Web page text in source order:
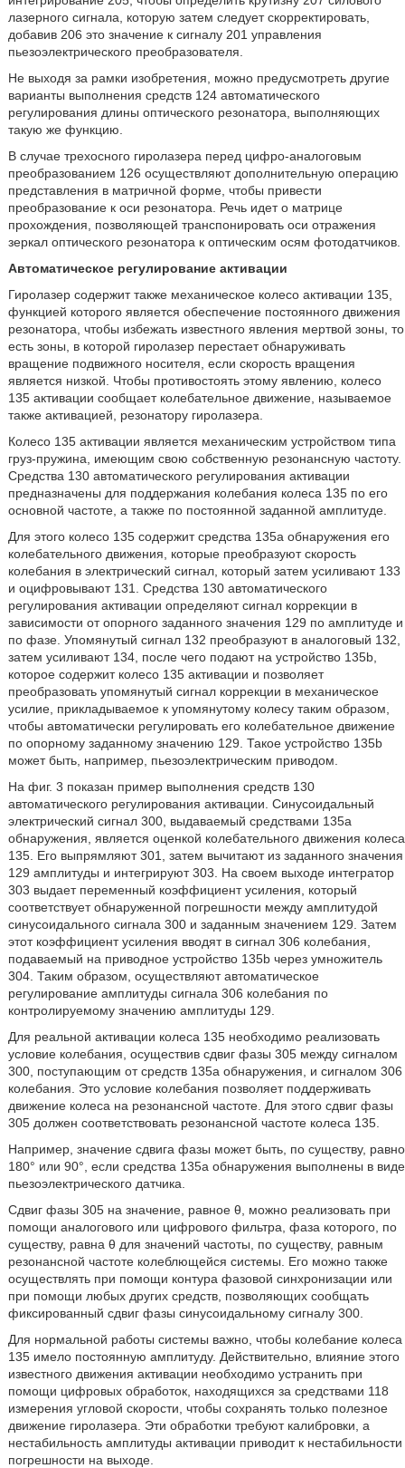
лазерного сигнала, которую затем следует скорректировать,
добавив 206 это значение к сигналу 201 управления
пьезоэлектрического преобразователя.
Не выходя за рамки изобретения, можно предусмотреть другие
варианты выполнения средств 124 автоматического
регулирования длины оптического резонатора, выполняющих
такую же функцию.
В случае трехосного гиролазера перед цифро-аналоговым
преобразованием 126 осуществляют дополнительную операцию
представления в матричной форме, чтобы привести
преобразование к оси резонатора. Речь идет о матрице
прохождения, позволяющей транспонировать оси отражения
зеркал оптического резонатора к оптическим осям фотодатчиков.
Автоматическое регулирование активации
Гиролазер содержит также механическое колесо активации 135,
функцией которого является обеспечение постоянного движения
резонатора, чтобы избежать известного явления мертвой зоны, то
есть зоны, в которой гиролазер перестает обнаруживать
вращение подвижного носителя, если скорость вращения
является низкой. Чтобы противостоять этому явлению, колесо
135 активации сообщает колебательное движение, называемое
также активацией, резонатору гиролазера.
Колесо 135 активации является механическим устройством типа
груз-пружина, имеющим свою собственную резонансную частоту.
Средства 130 автоматического регулирования активации
предназначены для поддержания колебания колеса 135 по его
основной частоте, а также по постоянной заданной амплитуде.
Для этого колесо 135 содержит средства 135а обнаружения его
колебательного движения, которые преобразуют скорость
колебания в электрический сигнал, который затем усиливают 133
и оцифровывают 131. Средства 130 автоматического
регулирования активации определяют сигнал коррекции в
зависимости от опорного заданного значения 129 по амплитуде и
по фазе. Упомянутый сигнал 132 преобразуют в аналоговый 132,
затем усиливают 134, после чего подают на устройство 135b,
которое содержит колесо 135 активации и позволяет
преобразовать упомянутый сигнал коррекции в механическое
усилие, прикладываемое к упомянутому колесу таким образом,
чтобы автоматически регулировать его колебательное движение
по опорному заданному значению 129. Такое устройство 135b
может быть, например, пьезоэлектрическим приводом.
На фиг. 3 показан пример выполнения средств 130
автоматического регулирования активации. Синусоидальный
электрический сигнал 300, выдаваемый средствами 135а
обнаружения, является оценкой колебательного движения колеса
135. Его выпрямляют 301, затем вычитают из заданного значения
129 амплитуды и интегрируют 303. На своем выходе интегратор
303 выдает переменный коэффициент усиления, который
соответствует обнаруженной погрешности между амплитудой
синусоидального сигнала 300 и заданным значением 129. Затем
этот коэффициент усиления вводят в сигнал 306 колебания,
подаваемый на приводное устройство 135b через умножитель
304. Таким образом, осуществляют автоматическое
регулирование амплитуды сигнала 306 колебания по
контролируемому значению амплитуды 129.
Для реальной активации колеса 135 необходимо реализовать
условие колебания, осуществив сдвиг фазы 305 между сигналом
300, поступающим от средств 135а обнаружения, и сигналом 306
колебания. Это условие колебания позволяет поддерживать
движение колеса на резонансной частоте. Для этого сдвиг фазы
305 должен соответствовать резонансной частоте колеса 135.
Например, значение сдвига фазы может быть, по существу, равно
180° или 90°, если средства 135а обнаружения выполнены в виде
пьезоэлектрического датчика.
Сдвиг фазы 305 на значение, равное θ, можно реализовать при
помощи аналогового или цифрового фильтра, фаза которого, по
существу, равна θ для значений частоты, по существу, равным
резонансной частоте колеблющейся системы. Его можно также
осуществлять при помощи контура фазовой синхронизации или
при помощи любых других средств, позволяющих сообщать
фиксированный сдвиг фазы синусоидальному сигналу 300.
Для нормальной работы системы важно, чтобы колебание колеса
135 имело постоянную амплитуду. Действительно, влияние этого
известного движения активации необходимо устранить при
помощи цифровых обработок, находящихся за средствами 118
измерения угловой скорости, чтобы сохранять только полезное
движение гиролазера. Эти обработки требуют калибровки, а
нестабильность амплитуды активации приводит к нестабильности
погрешности на выходе.